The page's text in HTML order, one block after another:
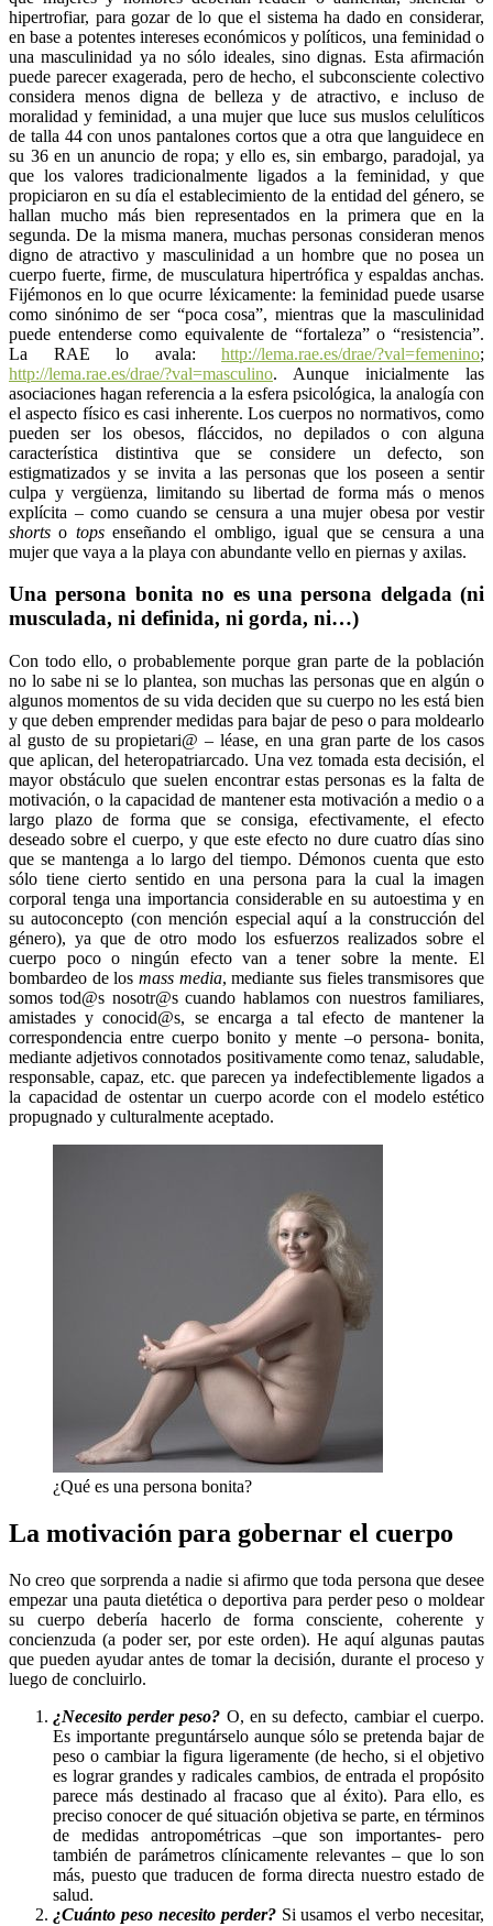
hipertrofiar, para gozar de lo que el sistema ha dado en considerar,
en base a potentes intereses económicos y políticos, una feminidad o
una masculinidad ya no sólo ideales, sino dignas. Esta afirmación
puede parecer exagerada, pero de hecho, el subconsciente colectivo
considera menos digna de belleza y de atractivo, e incluso de
moralidad y feminidad, a una mujer que luce sus muslos celulíticos
de talla 44 con unos pantalones cortos que a otra que languidece en
su 36 en un anuncio de ropa; y ello es, sin embargo, paradojal, ya
que los valores tradicionalmente ligados a la feminidad, y que
propiciaron en su día el establecimiento de la entidad del género, se
hallan mucho más bien representados en la primera que en la
segunda. De la misma manera, muchas personas consideran menos
digno de atractivo y masculinidad a un hombre que no posea un
cuerpo fuerte, firme, de musculatura hipertrófica y espaldas anchas.
Fijémonos en lo que ocurre léxicamente: la feminidad puede usarse
como sinónimo de ser “poca cosa”, mientras que la masculinidad
puede entenderse como equivalente de “fortaleza” o “resistencia”.
La RAE lo avala: http://lema.rae.es/drae/?val=femenino;
http://lema.rae.es/drae/?val=masculino. Aunque inicialmente las
asociaciones hagan referencia a la esfera psicológica, la analogía con
el aspecto físico es casi inherente. Los cuerpos no normativos, como
pueden ser los obesos, fláccidos, no depilados o con alguna
característica distintiva que se considere un defecto, son
estigmatizados y se invita a las personas que los poseen a sentir
culpa y vergüenza, limitando su libertad de forma más o menos
explícita – como cuando se censura a una mujer obesa por vestir
shortso topsenseñando el ombligo, igual que se censura a una
mujer que vaya a la playa con abundante vello en piernas y axilas.
Una persona bonita no es una persona delgada (ni
musculada, ni definida, ni gorda, ni…)
Con todo ello, o probablemente porque gran parte de la población
no lo sabe ni se lo plantea, son muchas las personas que en algún o
algunos momentos de su vida deciden que su cuerpo no les está bien
y que deben emprender medidas para bajar de peso o para moldearlo
al gusto de su propietari@ – léase, en una gran parte de los casos
que aplican, del heteropatriarcado. Una vez tomada esta decisión, el
mayor obstáculo que suelen encontrar estas personas es la falta de
motivación, o la capacidad de mantener esta motivación a medio o a
largo plazo de forma que se consiga, efectivamente, el efecto
deseado sobre el cuerpo, y que este efecto no dure cuatro días sino
que se mantenga a lo largo del tiempo. Démonos cuenta que esto
sólo tiene cierto sentido en una persona para la cual la imagen
corporal tenga una importancia considerable en su autoestima y en
su autoconcepto (con mención especial aquí a la construcción del
género), ya que de otro modo los esfuerzos realizados sobre el
cuerpo poco o ningún efecto van a tener sobre la mente. El
bombardeo de los mass media, mediante sus fieles transmisores que
somos tod@s nosotr@s cuando hablamos con nuestros familiares,
amistades y conocid@s, se encarga a tal efecto de mantener la
correspondencia entre cuerpo bonito y mente –o persona- bonita,
mediante adjetivos connotados positivamente como tenaz, saludable,
responsable, capaz, etc. que parecen ya indefectiblemente ligados a
la capacidad de ostentar un cuerpo acorde con el modelo estético
propugnado y culturalmente aceptado.
¿Qué es una persona bonita?
La motivación para gobernar el cuerpo
No creo que sorprenda a nadie si afirmo que toda persona que desee
empezar una pauta dietética o deportiva para perder peso o moldear
su cuerpo debería hacerlo de forma consciente, coherente y
concienzuda (a poder ser, por este orden). He aquí algunas pautas
que pueden ayudar antes de tomar la decisión, durante el proceso y
luego de concluirlo.
¿Necesito perder peso? O, en su defecto, cambiar el cuerpo.
Es importante preguntárselo aunque sólo se pretenda bajar de
peso o cambiar la figura ligeramente (de hecho, si el objetivo
es lograr grandes y radicales cambios, de entrada el propósito
parece más destinado al fracaso que al éxito). Para ello, es
preciso conocer de qué situación objetiva se parte, en términos
de medidas antropométricas –que son importantes- pero
también de parámetros clínicamente relevantes – que lo son
más, puesto que traducen de forma directa nuestro estado de
salud.
¿Cuánto peso necesito perder?Si usamos el verbo necesitar,